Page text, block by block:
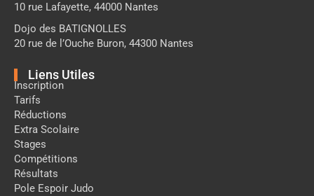
10 rue Lafayette, 44000 Nantes
Dojo des BATIGNOLLES
20 rue de l’Ouche Buron, 44300 Nantes
Liens Utiles
Inscription
Tarifs
Réductions
Extra Scolaire
Stages
Compétitions
Résultats
Pole Espoir Judo